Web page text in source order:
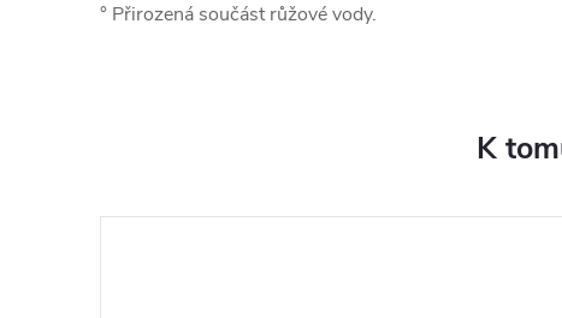
° Přirozená součást růžové vody.
K